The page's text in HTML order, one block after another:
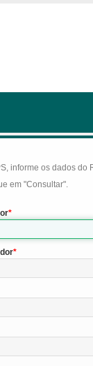
informe os dados do
em "Consultar".